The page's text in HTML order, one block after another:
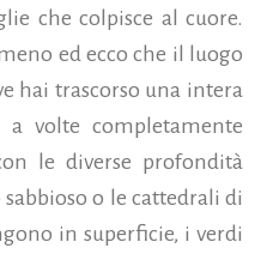
che colpisce al cuore.
ed ecco che il luogo
hai trascorso una intera
a volte completamente
le diverse profondità
o le cattedrali di
in superficie, i verdi